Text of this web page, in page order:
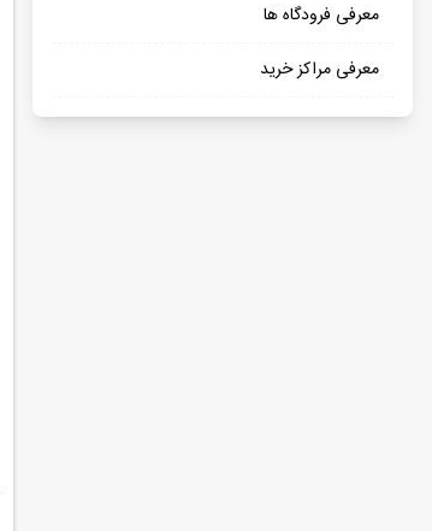
معرفی فرودگاه ها
معرفی مراکز خرید